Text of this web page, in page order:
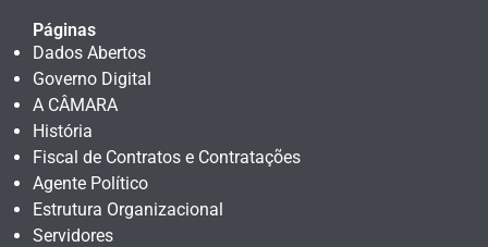
Páginas
Dados Abertos
Governo Digital
A CÂMARA
História
Fiscal de Contratos e Contratações
Agente Político
Estrutura Organizacional
Servidores